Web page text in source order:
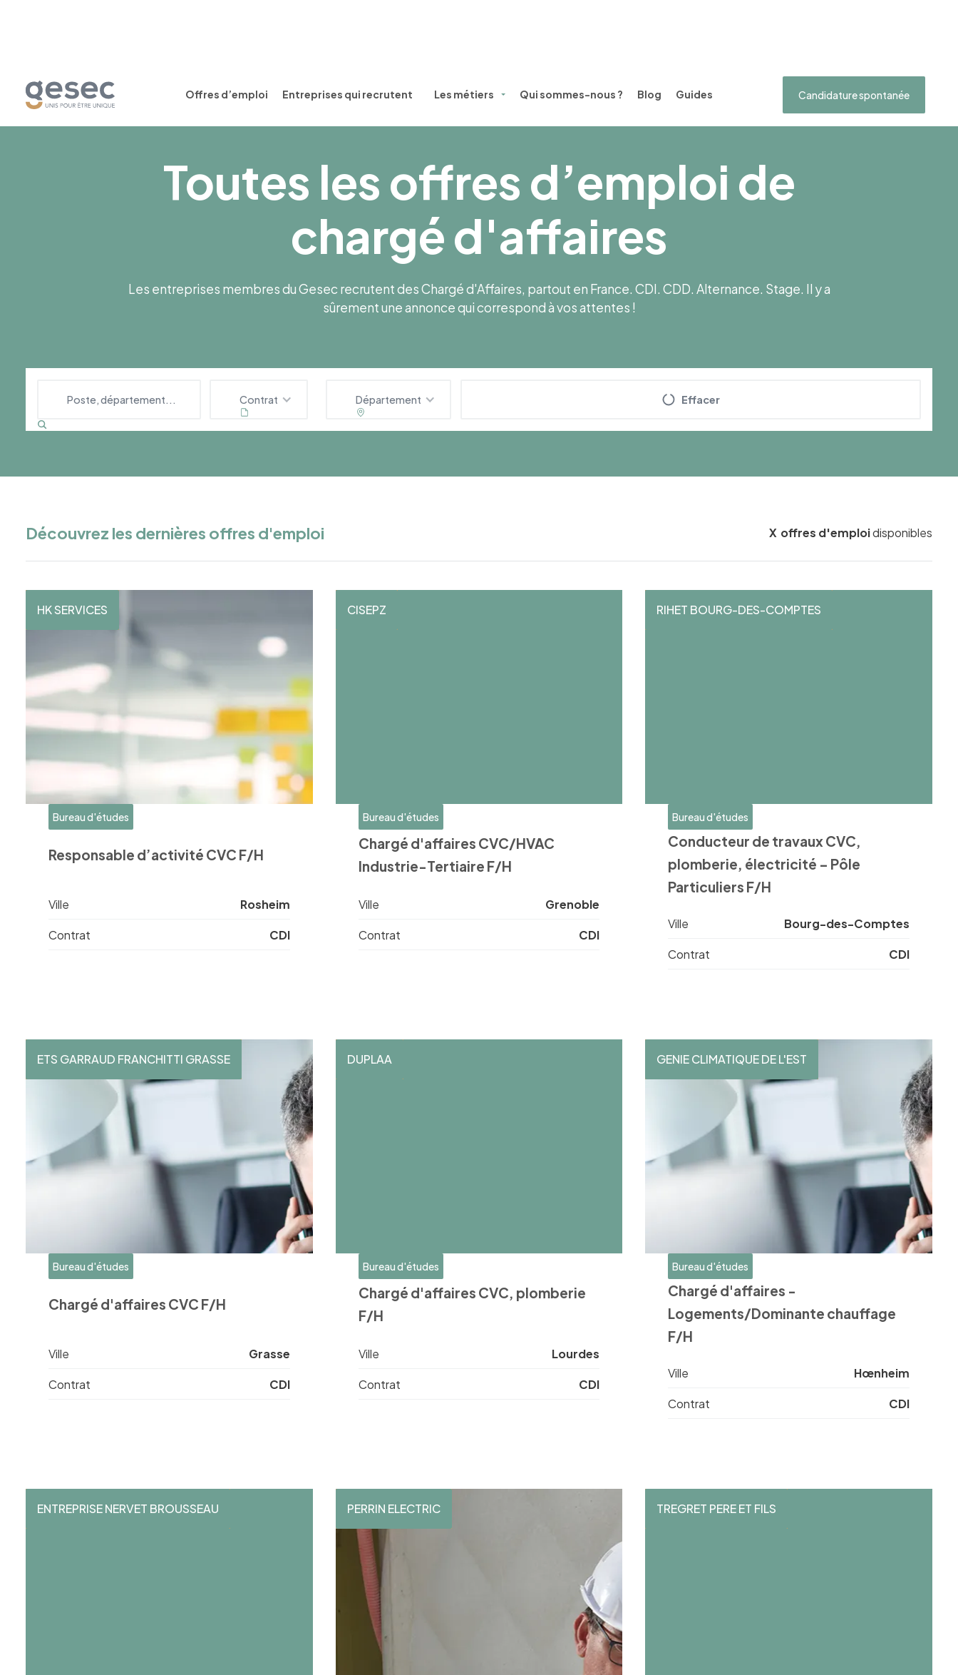
Offres d’emploi Entreprises qui recrutent Les métiers Qui sommes-nous ? Blog Guides Candidature spontanée
Toutes les offres d’emploi de
chargé d'affaires
Les entreprises membres du Gesec recrutent des Chargé d'Affaires, partout en France. CDI. CDD. Alternance. Stage. Il y a
sûrement une annonce qui correspond à vos attentes !
Contrat Département Effacer
Découvrez les dernières offres d'emploi X offres d'emploidisponibles
HK SERVICES
Bureau d'études
Responsable d’activité CVC F/H
Ville Rosheim
Contrat CDI
CISEPZ
Bureau d'études
Chargé d'affaires CVC/HVAC
Industrie-Tertiaire F/H
Ville Grenoble
Contrat CDI
RIHET BOURG-DES-COMPTES
Bureau d'études
Conducteur de travaux CVC,
plomberie, électricité – Pôle
Particuliers F/H
Ville Bourg-des-Comptes
Contrat CDI
ETS GARRAUD FRANCHITTI GRASSE
Bureau d'études
Chargé d'affaires CVC F/H
Ville Grasse
Contrat CDI
DUPLAA
Bureau d'études
Chargé d'affaires CVC, plomberie
F/H
Ville Lourdes
Contrat CDI
GENIE CLIMATIQUE DE L'EST
Bureau d'études
Chargé d'affaires -
Logements/Dominante chauffage
F/H
Ville Hœnheim
Contrat CDI
ENTREPRISE NERVET BROUSSEAU PERRIN ELECTRIC TREGRET PERE ET FILS